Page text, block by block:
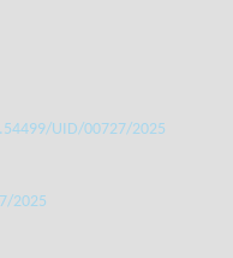
UID/00727/2025
2025